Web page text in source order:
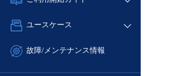
サポート
管理機能
ネットワーク
IoT
サポート
管理機能
クラウド/サーバー
ネットワーク
■ 管理機能
ユースケース
- バックアップ
故障/メンテナンス情報
サービス稼働状況